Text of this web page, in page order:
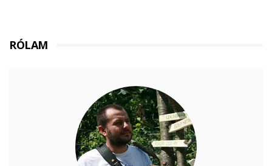
RÓLAM